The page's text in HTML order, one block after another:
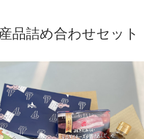
品詰め合わせセット